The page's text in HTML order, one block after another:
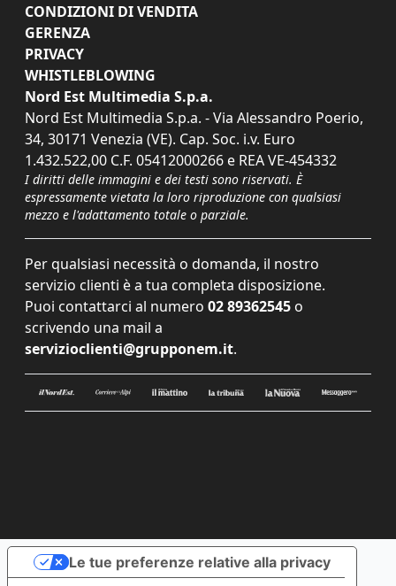
CONDIZIONI DI VENDITA
GERENZA
PRIVACY
WHISTLEBLOWING
Nord Est Multimedia S.p.a.
Nord Est Multimedia S.p.a. - Via Alessandro Poerio,
34, 30171 Venezia (VE). Cap. Soc. i.v. Euro
1.432.522,00 C.F. 05412000266 e REA VE-454332
I diritti delle immagini e dei testi sono riservati. È
espressamente vietata la loro riproduzione con qualsiasi
mezzo e l'adattamento totale o parziale.
Per qualsiasi necessità o domanda, il nostro
servizio clienti è a tua completa disposizione.
Puoi contattarci al numero 02 89362545 o
scrivendo una mail a
servizioclienti@grupponem.it.
Le tue preferenze relative alla privacy